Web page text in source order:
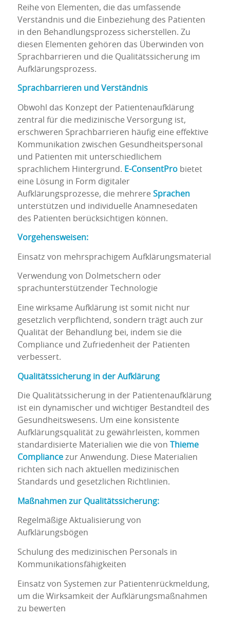
Reihe von Elementen, die das umfassende
Verständnis und die Einbeziehung des Patienten
in den Behandlungsprozess sicherstellen. Zu
diesen Elementen gehören das Überwinden von
Sprachbarrieren und die Qualitätssicherung im
Aufklärungsprozess.
Sprachbarrieren und Verständnis
Obwohl das Konzept der Patientenaufklärung
zentral für die medizinische Versorgung ist,
erschweren Sprachbarrieren häufig eine effektive
Kommunikation zwischen Gesundheitspersonal
und Patienten mit unterschiedlichem
sprachlichem Hintergrund. E-ConsentProbietet
eine Lösung in Form digitaler
Aufklärungsprozesse, die mehrere Sprachen
unterstützen und individuelle Anamnesedaten
des Patienten berücksichtigen können.
Vorgehensweisen:
Einsatz von mehrsprachigem Aufklärungsmaterial
Verwendung von Dolmetschern oder
sprachunterstützender Technologie
Eine wirksame Aufklärung ist somit nicht nur
gesetzlich verpflichtend, sondern trägt auch zur
Qualität der Behandlung bei, indem sie die
Compliance und Zufriedenheit der Patienten
verbessert.
Qualitätssicherung in der Aufklärung
Die Qualitätssicherung in der Patientenaufklärung
ist ein dynamischer und wichtiger Bestandteil des
Gesundheitswesens. Um eine konsistente
Aufklärungsqualität zu gewährleisten, kommen
standardisierte Materialien wie die von
Thieme
Compliancezur Anwendung. Diese Materialien
richten sich nach aktuellen medizinischen
Standards und gesetzlichen Richtlinien.
Maßnahmen zur Qualitätssicherung:
Regelmäßige Aktualisierung von
Aufklärungsbögen
Schulung des medizinischen Personals in
Kommunikationsfähigkeiten
Einsatz von Systemen zur Patientenrückmeldung,
um die Wirksamkeit der Aufklärungsmaßnahmen
zu bewerten